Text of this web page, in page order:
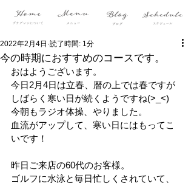
今の時期におすすめのコースです。
2022年2月4日 読了時間: 1分
おはようございます。
今日2月4日は立春、暦の上では春ですが
しばらく寒い日が続くようですね(>_<)
今朝もラジオ体操、やりました。
血流がアップして、寒い日にはもってこ
いです！
昨日ご来店の60代のお客様。
ゴルフに水泳と毎日忙しくされていて、